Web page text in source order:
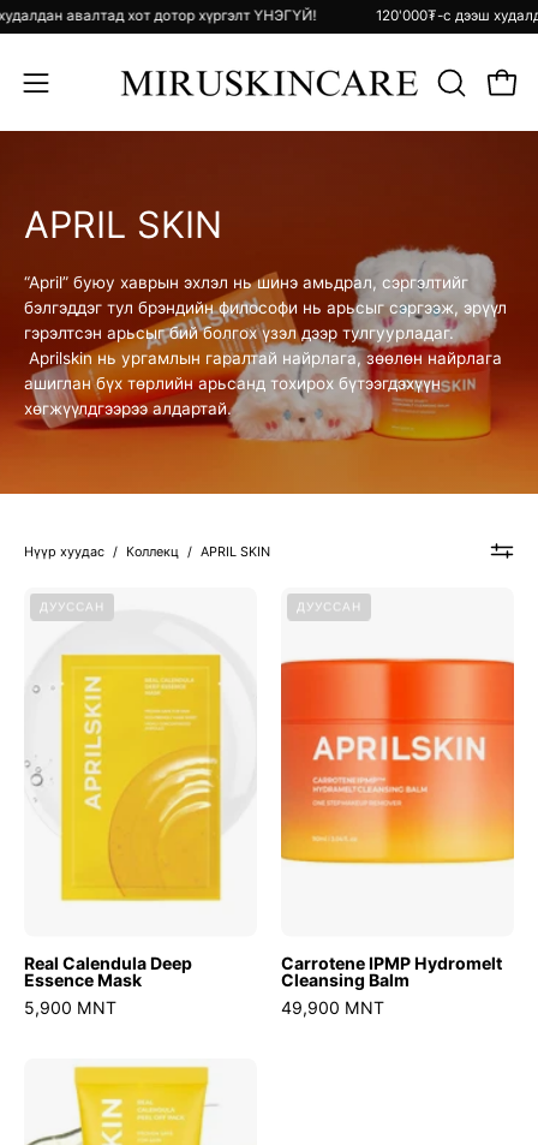
Skip
content
худалдан авалтад хот дотор хүргэлт ҮНЭГҮЙ! 120'000₮-с дээш
Open
navigation
ХАЙЛТ
ХИЙХ
APRIL SKIN
“April” буюу хаврын эхлэл нь шинэ амьдрал, сэргэлтийг
бэлгэддэг тул брэндийн философи нь арьсыг сэргээж, эрүүл
гэрэлтсэн арьсыг бий болгох үзэл дээр тулгуурладаг.
Aprilskin нь ургамлын гаралтай найрлага, зөөлөн найрлага
ашиглан бүх төрлийн арьсанд тохирох бүтээгдэхүүн
хөгжүүлдгээрээ алдартай.
Нүүр хуудас / Коллекц / APRIL SKIN
Deep
Essence
Mask
ДУУССАН
Real Calendula Deep
Essence Mask
5,900 MNT
Hydromelt
Balm
ДУУССАН
Carrotene IPMP Hydromelt
Cleansing Balm
49,900 MNT
Real
Calendula
Peel